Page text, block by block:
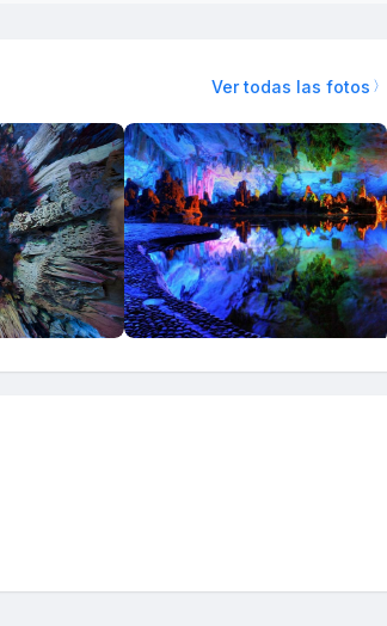
Ver todas las fotos